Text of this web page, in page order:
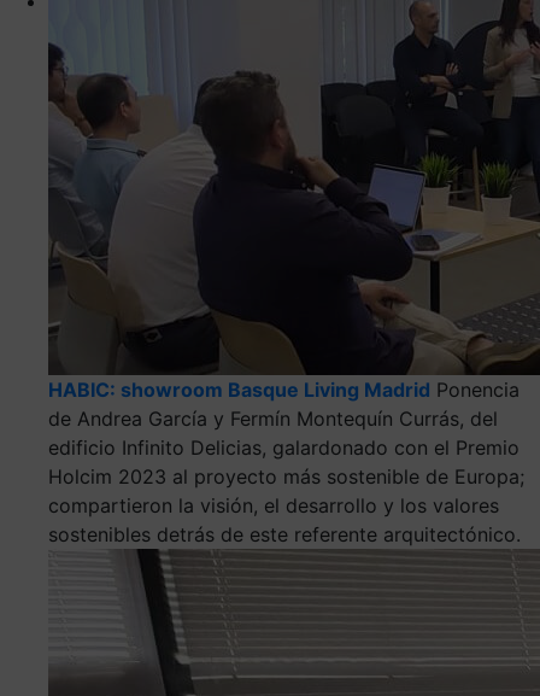
HABIC: showroom Basque Living Madrid Ponencia
de Andrea García y Fermín Montequín Currás, del
edificio Infinito Delicias, galardonado con el Premio
Holcim 2023 al proyecto más sostenible de Europa;
compartieron la visión, el desarrollo y los valores
sostenibles detrás de este referente arquitectónico.